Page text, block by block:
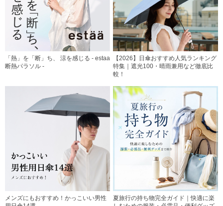
「熱」を「断」ち、 涼を感じる - estaa
断熱パラソル -
【2026】日傘おすすめ人気ランキング
特集｜遮光100・晴雨兼用など徹底比
較！
メンズにもおすすめ！かっこいい男性
夏旅行の持ち物完全ガイド｜快適に楽